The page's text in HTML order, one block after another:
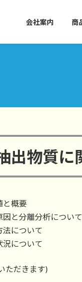
会社案内 商
出物質に
と概要
因と分離分析について
法について
況について
ただきます)